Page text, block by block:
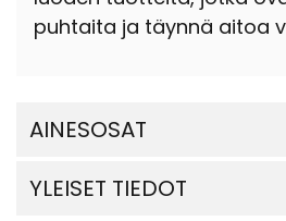
puhtaita ja täynnä aitoa
AINESOSAT
YLEISET TIEDOT